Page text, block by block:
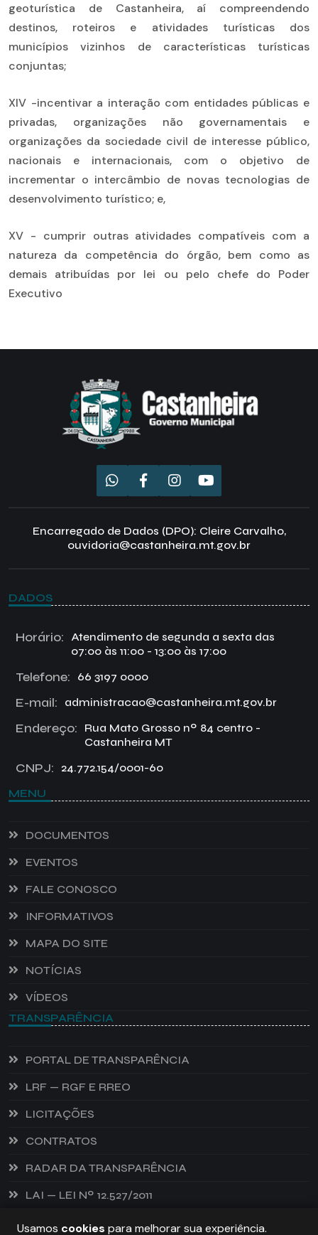
geoturística de Castanheira, aí compreendendo
destinos, roteiros e atividades turísticas dos
municípios vizinhos de características turísticas
conjuntas;
XIV -incentivar a interação com entidades públicas e
privadas, organizações não governamentais e
organizações da sociedade civil de interesse público,
nacionais e internacionais, com o objetivo de
incrementar o intercâmbio de novas tecnologias de
desenvolvimento turístico; e,
XV - cumprir outras atividades compatíveis com a
natureza da competência do órgão, bem como as
demais atribuídas por lei ou pelo chefe do Poder
Executivo
Encarregado de Dados (DPO): Cleire Carvalho,
ouvidoria@castanheira.mt.gov.br
DADOS
Horário:
Atendimento de segunda a sexta das
07:00 às 11:00 - 13:00 às 17:00
Telefone: 66 3197 0000
E-mail: administracao@castanheira.mt.gov.br
Endereço:
Rua Mato Grosso nº 84 centro -
Castanheira MT
CNPJ: 24.772.154/0001-60
MENU
DOCUMENTOS
EVENTOS
FALE CONOSCO
INFORMATIVOS
MAPA DO SITE
NOTÍCIAS
VÍDEOS
TRANSPARÊNCIA
PORTAL DE TRANSPARÊNCIA
LRF — RGF E RREO
LICITAÇÕES
CONTRATOS
RADAR DA TRANSPARÊNCIA
LAI — LEI Nº 12.527/2011
Usamos cookies para melhorar sua experiência.